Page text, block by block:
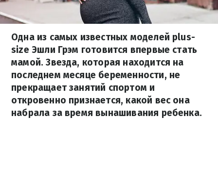
Одна из самых известных моделей plus-
size Эшли Грэм готовится впервые стать
мамой. Звезда, которая находится на
последнем месяце беременности, не
прекращает занятий спортом и
откровенно признается, какой вес она
набрала за время вынашивания ребенка.